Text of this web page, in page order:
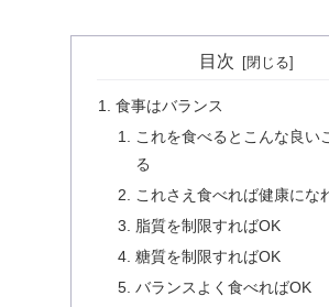
目次
食事はバランス
これを食べるとこんな良い
る
これさえ食べれば健康にな
脂質を制限すればOK
糖質を制限すればOK
バランスよく食べればOK